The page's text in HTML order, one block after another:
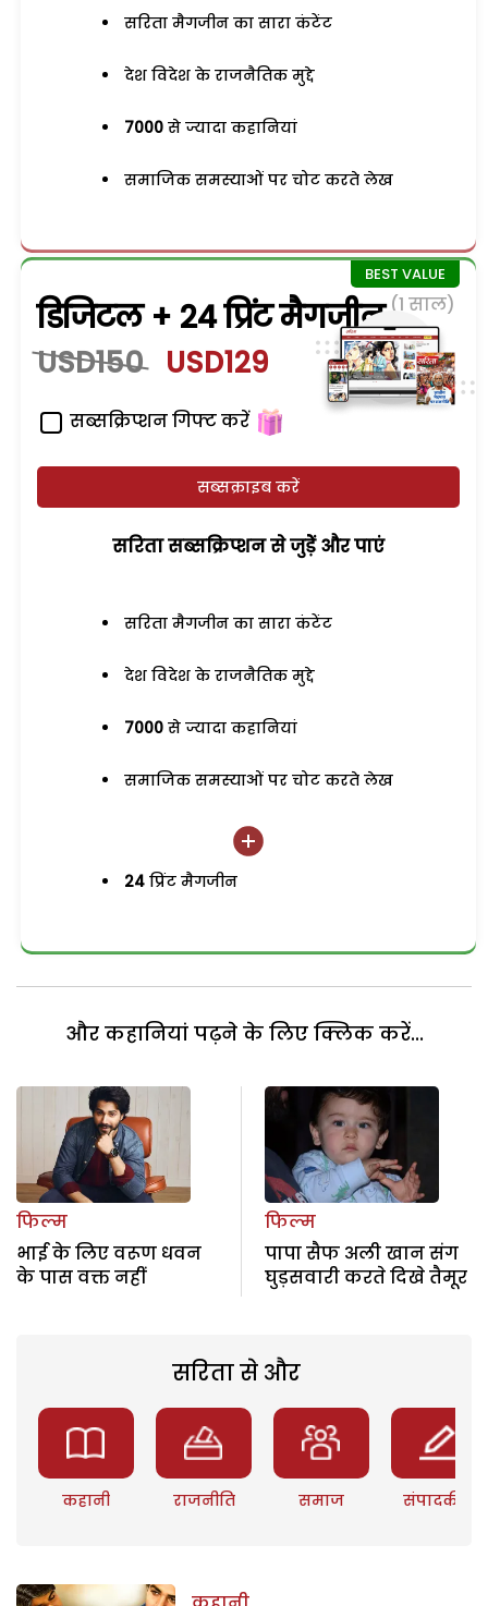
सरिता मैगजीन का सारा कंटेंट
देश विदेश के राजनैतिक मुद्दे
7000 से ज्यादा कहानियां
समाजिक समस्याओं पर चोट करते लेख
डिजिटल + 24 प्रिंट मैगजीन (1 साल)
USD150 USD129
सब्सक्रिप्शन गिफ्ट करें
सब्सक्राइब करें
सरिता सब्सक्रिप्शन से जुड़ेें और पाएं
सरिता मैगजीन का सारा कंटेंट
देश विदेश के राजनैतिक मुद्दे
7000 से ज्यादा कहानियां
समाजिक समस्याओं पर चोट करते लेख
24 प्रिंट मैगजीन
और कहानियां पढ़ने के लिए क्लिक करें...
फिल्म
भाई के लिए वरूण धवन
के पास वक्त नहीं
फिल्म
पापा सैफ अली खान संग
घुड़सवारी करते दिखे तैमूर
सरिता से और
कहानी राजनीति समाज संपादकीय